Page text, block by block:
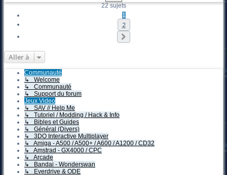
22 sujets
1
2
Aller à
Communauté
↳ Welcome
↳ Communauté
↳ Support du forum
Jeux Video
↳ SAV // Help Me
↳ Tutoriel / Modding / Hack & Info
↳ Bibles et Guides
↳ Général (Divers)
↳ 3DO Interactive Multiplayer
↳ Amiga - A500 / A500+ / A600 / A1200 / CD32
↳ Amstrad - GX4000 / CPC
↳ Arcade
↳ Bandai - Wonderswan
↳ Everdrive & ODE